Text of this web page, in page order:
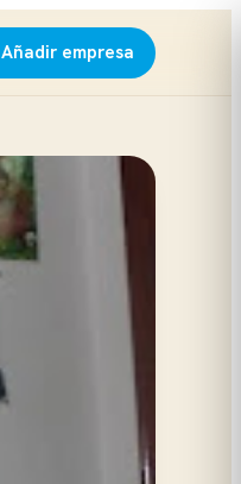
Añadir empresa